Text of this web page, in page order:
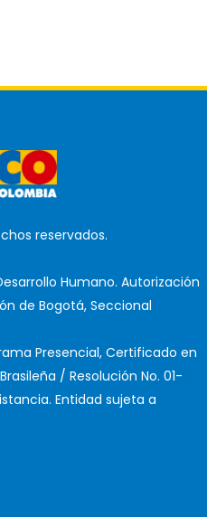
reservados.
Humano. Autorización
de Bogotá, Seccional
Presencial, Certificado en
/ Resolución No. 01-
Entidad sujeta a